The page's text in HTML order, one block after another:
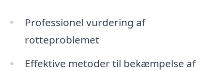
Professionel vurdering af
rotteproblemet
Effektive metoder til bekæmpelse af